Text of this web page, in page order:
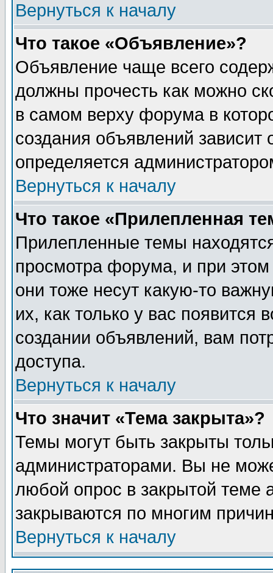
Вернуться к началу
Что такое «Объявление»?
Объявление чаще всего
должны прочесть как можно
в самом верху форума в
создания объявлений зависит
определяется
Вернуться к началу
Что такое «Прилепленная
Прилепленные темы
просмотра форума, и при
они тоже несут какую-то
их, как только у вас появится
создании объявлений, вам
доступа.
Вернуться к началу
Что значит «Тема закрыта»?
Темы могут быть закрыты
администраторами. Вы не
любой опрос в закрытой теме
закрываются по многим
Вернуться к началу